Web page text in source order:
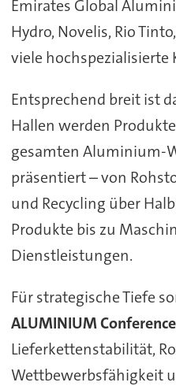
Emirates Global
Hydro, Novelis, Rio
viele hochspezialisierte
Entsprechend breit ist
Hallen werden
gesamten Aluminium-
präsentiert – von
und Recycling über
Produkte bis zu
Dienstleistungen.
Für strategische Tiefe
ALUMINIUM Conference
Lieferkettenstabilität,
Wettbewerbsfähigkeit